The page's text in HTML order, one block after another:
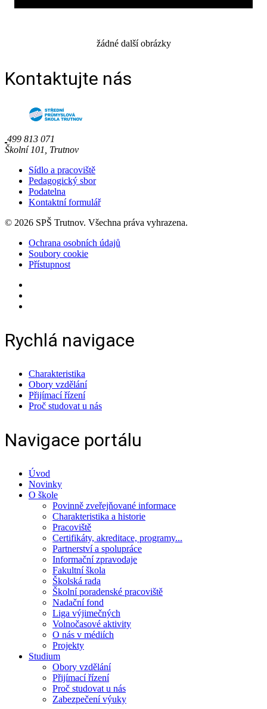
žádné další obrázky
Kontaktujte nás
499 813 071
Školní 101, Trutnov
Sídlo a pracoviště
Pedagogický sbor
Podatelna
Kontaktní formulář
© 2026 SPŠ Trutnov. Všechna práva vyhrazena.
Ochrana osobních údajů
Soubory cookie
Přístupnost
Rychlá navigace
Charakteristika
Obory vzdělání
Přijímací řízení
Proč studovat u nás
Navigace portálu
Úvod
Novinky
O škole
Povinně zveřejňované informace
Charakteristika a historie
Pracoviště
Certifikáty, akreditace, programy...
Partnerství a spolupráce
Informační zpravodaje
Fakultní škola
Školská rada
Školní poradenské pracoviště
Nadační fond
Liga výjimečných
Volnočasové aktivity
O nás v médiích
Projekty
Studium
Obory vzdělání
Přijímací řízení
Proč studovat u nás
Zabezpečení výuky